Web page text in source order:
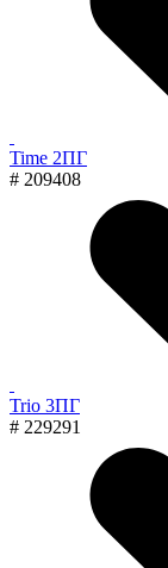
Time 2ПГ
# 209408
Trio 3ПГ
# 229291